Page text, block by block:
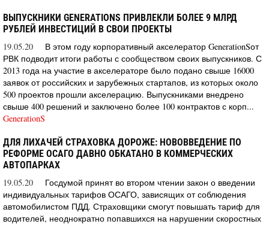
ВЫПУСКНИКИ GENERATIONS ПРИВЛЕКЛИ БОЛЕЕ 9 МЛРД
РУБЛЕЙ ИНВЕСТИЦИЙ В СВОИ ПРОЕКТЫ
19.05.20
В этом году корпоративный акселератор GenerationSот
РВК подводит итоги работы с сообществом своих выпускников. С
2013 года на участие в акселераторе было подано свыше 16000
заявок от российских и зарубежных стартапов, из которых около
500 проектов прошли акселерацию. Выпускниками внедрено
свыше 400 решений и заключено более 100 контрактов с корп...
GenerationS
ДЛЯ ЛИХАЧЕЙ СТРАХОВКА ДОРОЖЕ: НОВОВВЕДЕНИЕ ПО
РЕФОРМЕ ОСАГО ДАВНО ОБКАТАНО В КОММЕРЧЕСКИХ
АВТОПАРКАХ
19.05.20
Госдумой принят во втором чтении закон о введении
индивидуальных тарифов ОСАГО, зависящих от соблюдения
автомобилистом ПДД. Страховщики смогут повышать тариф для
водителей, неоднократно попавшихся на нарушении скоростных